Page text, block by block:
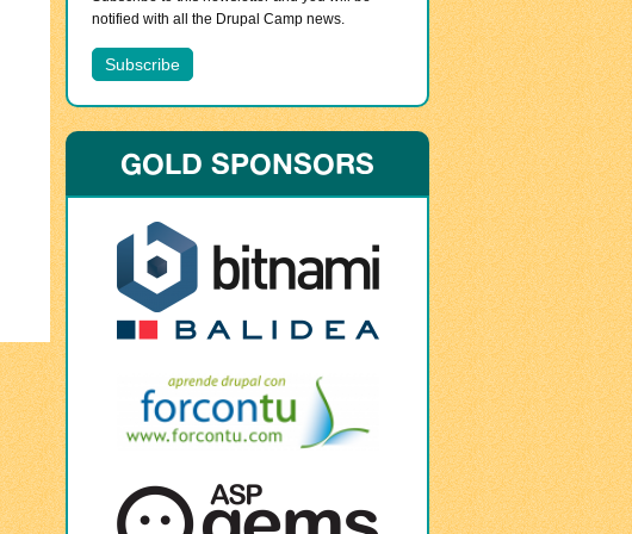
notified with all the Drupal Camp news.
GOLD SPONSORS